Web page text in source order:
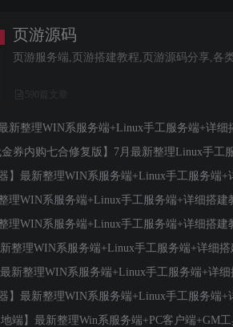
页游源码
页游服务端,页游搭建教程,页游源码分享,各
590篇文章
新整理WIN系服务端+Linux手工服务端+详细
券内购七合修复版】7月最新整理Linux手工
】最新整理WIN系服务端+Linux手工服务端+
理WIN系服务端+Linux手工服务端+详细搭建
理WIN系服务端+Linux手工服务端+详细搭建
整理WIN系服务端+Linux手工服务端+详细搭
新整理WIN系服务端+Linux手工服务端+详细
】最新整理WIN系服务端+Linux手工服务端+
端】最新整理Win系服务端+PC客户端+GM